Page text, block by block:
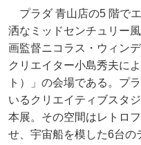
プラダ 青山店の5 階で
洒なミッドセンチュリー
画監督ニコラス・ウィン
クリエイター小島秀夫に
ト）」の会場である。プ
いるクリエイティブスタ
本展。その空間はレトロ
せ、宇宙船を模した6台